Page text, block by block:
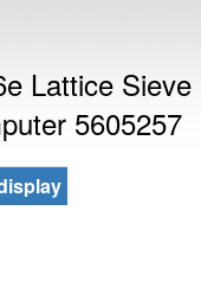
Lattice
5605257